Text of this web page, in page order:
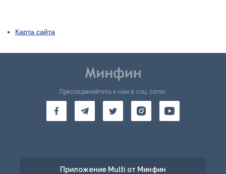
Карта сайта
Присоединяйтесь к нам в соц. сетях:
Приложение Multi от Минфин